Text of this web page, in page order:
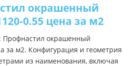
окрашенный
0.55 цена за м2
Профнастил окрашенный
за м2. Конфигурация и геометрия
из наименования, включая